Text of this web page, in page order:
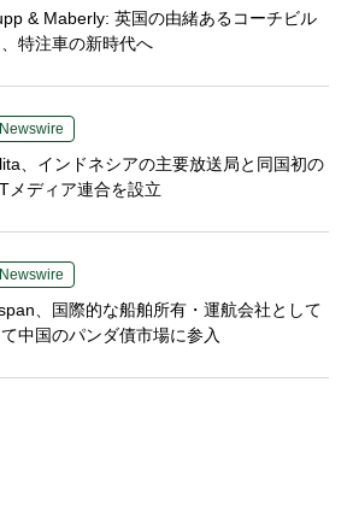
& Maberly: 英国の由緒あるコーチビル
特注車の新時代へ
、インドネシアの主要放送局と同国初の
メディア連合を設立
、国際的な船舶所有・運航会社として
中国のパンダ債市場に参入